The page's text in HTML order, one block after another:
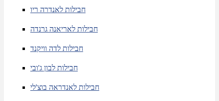
חבילות לאנדרה ריו
חבילות לאריאנה גרנדה
חבילות לדה וויקנד
חבילות לבון ג'ובי
חבילות לאנדראה בוצ'לי